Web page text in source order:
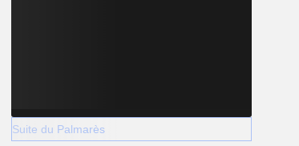
Suite du Palmarès